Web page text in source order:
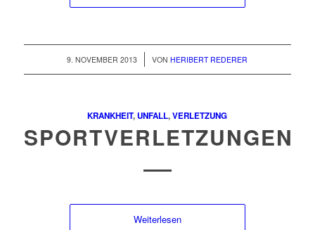
9. NOVEMBER 2013
/ VONHERIBERT REDERER
KRANKHEIT,UNFALL,VERLETZUNG
SPORTVERLETZUNGEN
Weiterlesen